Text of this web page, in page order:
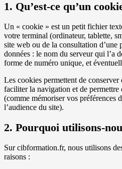
1. Qu’est-ce qu’un
Un « cookie » est un petit fichier
votre terminal (ordinateur, tablette,
site web ou de la consultation
données : le nom du serveur qui l’a
forme de numéro unique, et
Les cookies permettent de
faciliter la navigation et de permettre
(comme mémoriser vos préférences
l’audience du site).
2. Pourquoi utilisons-
Sur cibformation.fr, nous utilisons
raisons :
voir du
offres
personnalisés.